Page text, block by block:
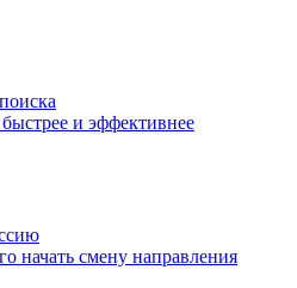
и эффективнее
начать смену направления